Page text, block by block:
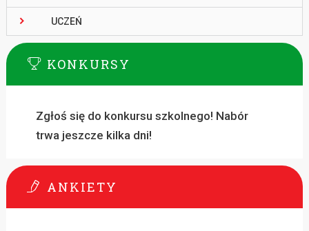
UCZEŃ
KONKURSY
Zgłoś się do konkursu szkolnego! Nabór
trwa jeszcze kilka dni!
ANKIETY